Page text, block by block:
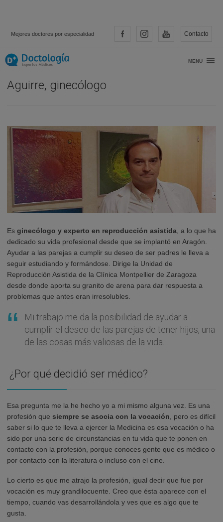
Mejores doctores por especialidad Contacto
MENU
Entrevista con… Dr. Salvador García
Aguirre, ginecólogo
Es ginecólogo y experto en reproducción asistida , a lo que ha
dedicado su vida profesional desde que se implantó en Aragón.
Ayudar a las parejas a cumplir su deseo de ser padres le lleva a
seguir estudiando y formándose. Dirige la Unidad de
Reproducción Asistida de la Clínica Montpellier de Zaragoza
desde donde aporta su granito de arena para dar respuesta a
problemas que antes eran irresolubles.
Mi trabajo me da la posibilidad de ayudar a
cumplir el deseo de las parejas de tener hijos, una
de las cosas más valiosas de la vida.
¿Por qué decidió ser médico?
Esa pregunta me la he hecho yo a mi mismo alguna vez. Es una
profesión que siempre se asocia con la vocación , pero es difícil
saber si lo que te lleva a ejercer la Medicina es esa vocación o ha
sido por una serie de circunstancias en tu vida que te ponen en
contacto con la profesión, porque conoces gente que es médico o
por contacto con la literatura o incluso con el cine.
Lo cierto es que me atrajo la profesión, igual decir que fue por
vocación es muy grandilocuente. Creo que ésta aparece con el
tiempo, cuando vas desarrollándola y ves que es algo que te
gusta.